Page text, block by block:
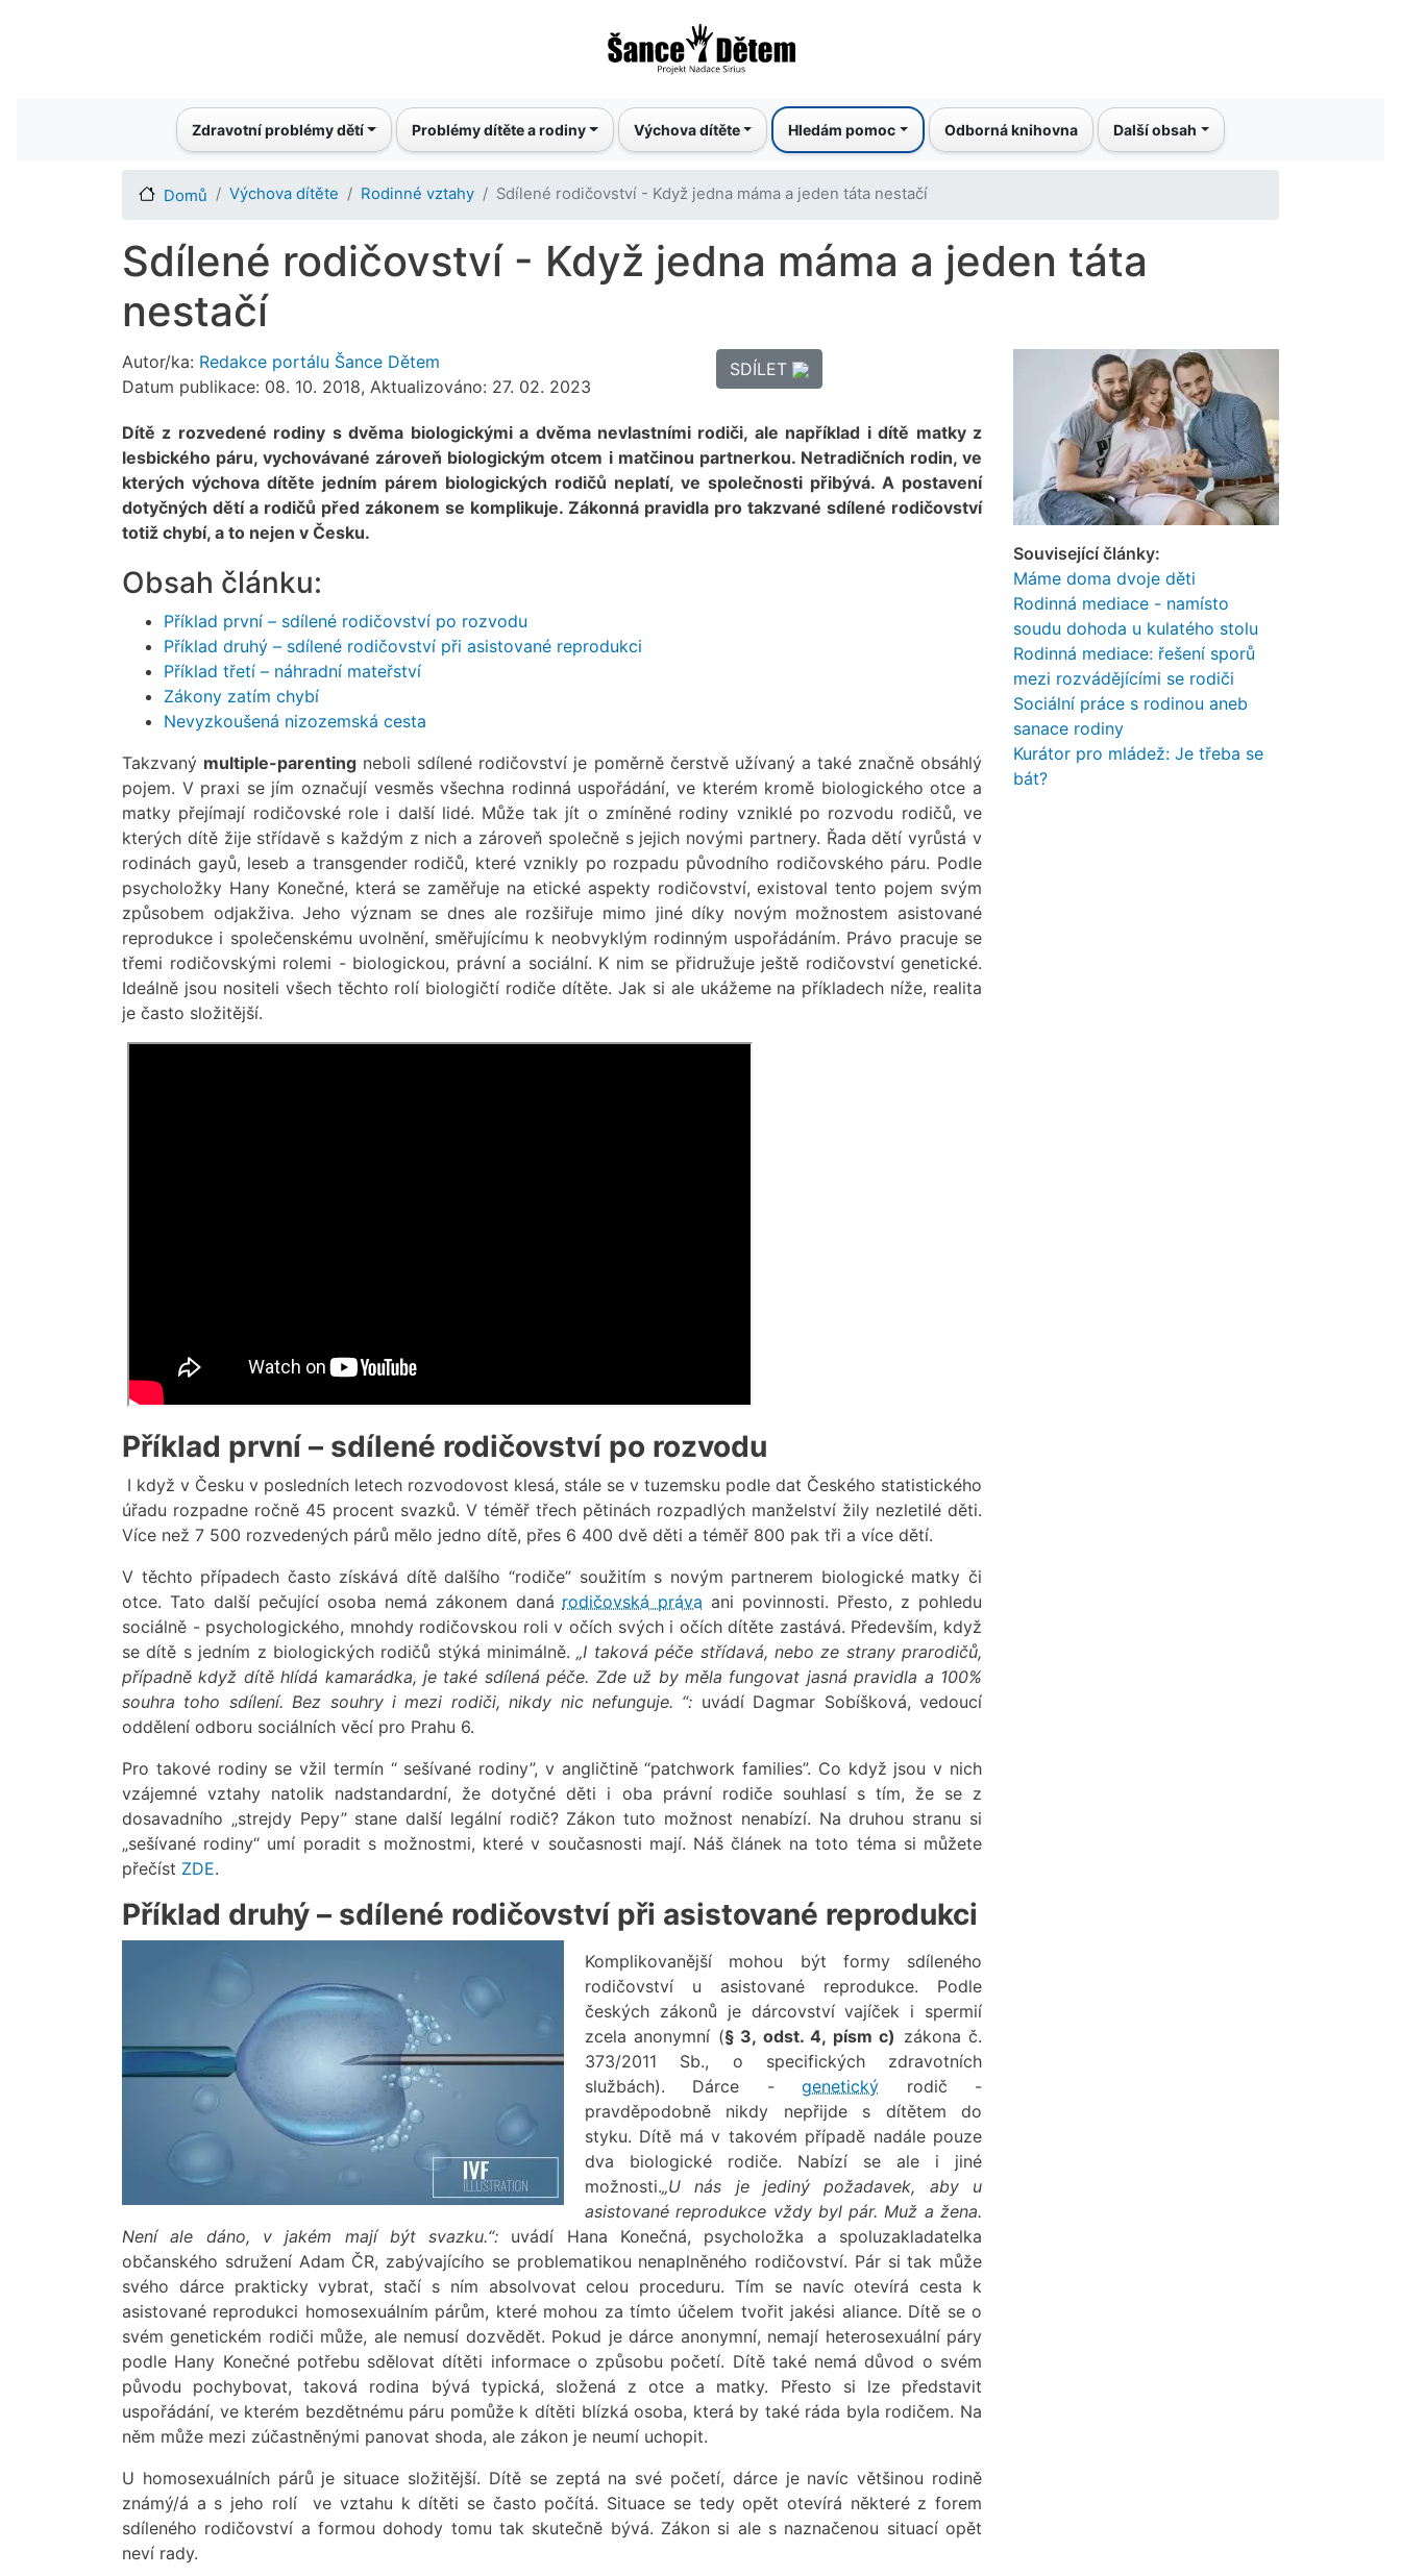
k
hlavnímu
Main navigationZdravotní problémy dětí Problémy dítěte a rodiny Výchova dítěte Hledám pomoc Odborná knihovna Další obsah
Domů Výchova dítěte Rodinné vztahy Sdílené rodičovství - Když jedna máma a jeden táta nestačí
Sdílené rodičovství - Když jedna máma a jeden táta
nestačí
Autor/ka: Redakce portálu Šance Dětem
Datum publikace: 08. 10. 2018, Aktualizováno: 27. 02. 2023
SDÍLET
Dítě z rozvedené rodiny s dvěma biologickými a dvěma nevlastními rodiči, ale například i dítě matky z
lesbického páru, vychovávané zároveň biologickým otcem i matčinou partnerkou. Netradičních rodin, ve
kterých výchova dítěte jedním párem biologických rodičů neplatí, ve společnosti přibývá. A postavení
dotyčných dětí a rodičů před zákonem se komplikuje. Zákonná pravidla pro takzvané sdílené rodičovství
totiž chybí, a to nejen v Česku.
Obsah článku:
Příklad první – sdílené rodičovství po rozvodu
Příklad druhý – sdílené rodičovství při asistované reprodukci
Příklad třetí – náhradní mateřství
Zákony zatím chybí
Nevyzkoušená nizozemská cesta
Takzvaný multiple-parenting neboli sdílené rodičovství je poměrně čerstvě užívaný a také značně obsáhlý
pojem. V praxi se jím označují vesměs všechna rodinná uspořádání, ve kterém kromě biologického otce a
matky přejímají rodičovské role i další lidé. Může tak jít o zmíněné rodiny vzniklé po rozvodu rodičů, ve
kterých dítě žije střídavě s každým z nich a zároveň společně s jejich novými partnery. Řada dětí vyrůstá v
rodinách gayů, leseb a transgender rodičů, které vznikly po rozpadu původního rodičovského páru. Podle
psycholožky Hany Konečné, která se zaměřuje na etické aspekty rodičovství, existoval tento pojem svým
způsobem odjakživa. Jeho význam se dnes ale rozšiřuje mimo jiné díky novým možnostem asistované
reprodukce i společenskému uvolnění, směřujícímu k neobvyklým rodinným uspořádáním. Právo pracuje se
třemi rodičovskými rolemi - biologickou, právní a sociální. K nim se přidružuje ještě rodičovství genetické.
Ideálně jsou nositeli všech těchto rolí biologičtí rodiče dítěte. Jak si ale ukážeme na příkladech níže, realita
je často složitější.
Příklad první – sdílené rodičovství po rozvodu
I když v Česku v posledních letech rozvodovost klesá, stále se v tuzemsku podle dat Českého statistického
úřadu rozpadne ročně 45 procent svazků. V téměř třech pětinách rozpadlých manželství žily nezletilé děti.
Více než 7 500 rozvedených párů mělo jedno dítě, přes 6 400 dvě děti a téměř 800 pak tři a více dětí.
V těchto případech často získává dítě dalšího “rodiče” soužitím s novým partnerem biologické matky či
otce. Tato další pečující osoba nemá zákonem daná rodičovská práva ani povinnosti. Přesto, z pohledu
sociálně - psychologického, mnohdy rodičovskou roli v očích svých i očích dítěte zastává. Především, když
se dítě s jedním z biologických rodičů stýká minimálně.„I taková péče střídavá, nebo ze strany prarodičů,
případně když dítě hlídá kamarádka, je také sdílená péče. Zde už by měla fungovat jasná pravidla a 100%
souhra toho sdílení. Bez souhry i mezi rodiči, nikdy nic nefunguje. “: uvádí Dagmar Sobíšková, vedoucí
oddělení odboru sociálních věcí pro Prahu 6.
Pro takové rodiny se vžil termín “ sešívané rodiny”, v angličtině “patchwork families”. Co když jsou v nich
vzájemné vztahy natolik nadstandardní, že dotyčné děti i oba právní rodiče souhlasí s tím, že se z
dosavadního „strejdy Pepy” stane další legální rodič? Zákon tuto možnost nenabízí. Na druhou stranu si
„sešívané rodiny“ umí poradit s možnostmi, které v současnosti mají. Náš článek na toto téma si můžete
přečíst ZDE.
Příklad druhý – sdílené rodičovství při asistované reprodukci
Komplikovanější mohou být formy sdíleného
rodičovství u asistované reprodukce. Podle
českých zákonů je dárcovství vajíček i spermií
zcela anonymní (§ 3, odst. 4, písm c) zákona č.
373/2011 Sb., o specifických zdravotních
službách). Dárce -genetický rodič -
pravděpodobně nikdy nepřijde s dítětem do
styku. Dítě má v takovém případě nadále pouze
dva biologické rodiče. Nabízí se ale i jiné
možnosti.„U nás je jediný požadavek, aby u
asistované reprodukce vždy byl pár. Muž a žena.
Není ale dáno, v jakém mají být svazku.“: uvádí Hana Konečná, psycholožka a spoluzakladatelka
občanského sdružení Adam ČR, zabývajícího se problematikou nenaplněného rodičovství. Pár si tak může
svého dárce prakticky vybrat, stačí s ním absolvovat celou proceduru. Tím se navíc otevírá cesta k
asistované reprodukci homosexuálním párům, které mohou za tímto účelem tvořit jakési aliance. Dítě se o
svém genetickém rodiči může, ale nemusí dozvědět. Pokud je dárce anonymní, nemají heterosexuální páry
podle Hany Konečné potřebu sdělovat dítěti informace o způsobu početí. Dítě také nemá důvod o svém
původu pochybovat, taková rodina bývá typická, složená z otce a matky. Přesto si lze představit
uspořádání, ve kterém bezdětnému páru pomůže k dítěti blízká osoba, která by také ráda byla rodičem. Na
něm může mezi zúčastněnými panovat shoda, ale zákon je neumí uchopit.
U homosexuálních párů je situace složitější. Dítě se zeptá na své početí, dárce je navíc většinou rodině
známý/á a s jeho rolí ve vztahu k dítěti se často počítá. Situace se tedy opět otevírá některé z forem
sdíleného rodičovství a formou dohody tomu tak skutečně bývá. Zákon si ale s naznačenou situací opět
neví rady.
Související články:
Máme doma dvoje děti
Rodinná mediace - namísto
soudu dohoda u kulatého stolu
Rodinná mediace: řešení sporů
mezi rozvádějícími se rodiči
Sociální práce s rodinou aneb
sanace rodiny
Kurátor pro mládež: Je třeba se
bát?